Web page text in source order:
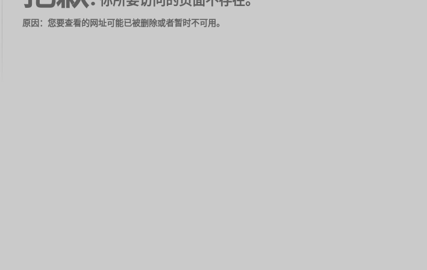
原因：您要查看的网址可能已被删除或者暂时不可用。